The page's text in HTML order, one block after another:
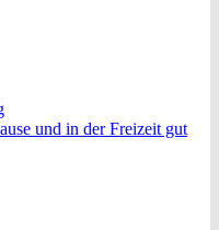
und in der Freizeit gut